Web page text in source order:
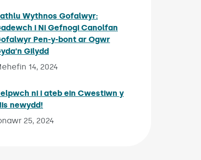
Wythnos Gofalwyr:
i Ni Gefnogi Canolfan
Pen-y-bont ar Ogwr
GilyddPublished on:
14, 2024
ni i ateb ein Cwestiwn y
newydd!
25, 2024